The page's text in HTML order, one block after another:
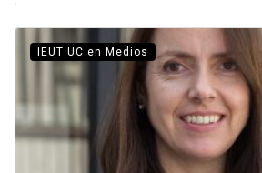
IEUT UC en Medios